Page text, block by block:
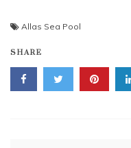
Allas Sea Pool
SHARE